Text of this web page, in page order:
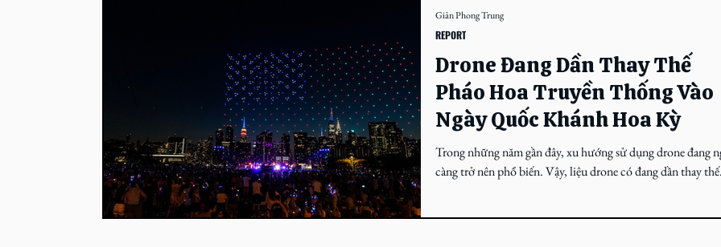
Drone Đang Dần Thay Thế
Pháo Hoa Truyền Thống Vào
Ngày Quốc Khánh Hoa Kỳ
Trong những năm gần đây, xu hướng sử dụng drone đang
càng trở nên phổ biến. Vậy, liệu drone có đang dần thay thế
REPORT
Giản Phong Trung